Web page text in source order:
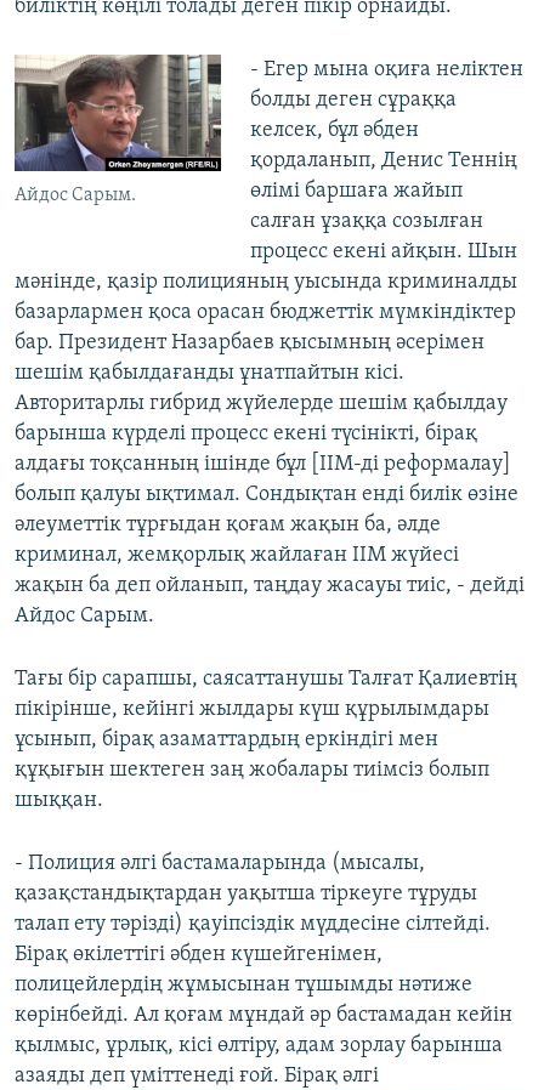
биліктің көңілі толады деген пікір орнайды.
Айдос Сарым.
- Егер мына оқиға неліктен
болды деген сұраққа
келсек, бұл әбден
қордаланып, Денис Теннің
өлімі баршаға жайып
салған ұзаққа созылған
процесс екені айқын. Шын
мәнінде, қазір полицияның уысында криминалды
базарлармен қоса орасан бюджеттік мүмкіндіктер
бар. Президент Назарбаев қысымның әсерімен
шешім қабылдағанды ұнатпайтын кісі.
Авторитарлы гибрид жүйелерде шешім қабылдау
барынша күрделі процесс екені түсінікті, бірақ
алдағы тоқсанның ішінде бұл [ІІМ-ді реформалау]
болып қалуы ықтимал. Сондықтан енді билік өзіне
әлеуметтік тұрғыдан қоғам жақын ба, әлде
криминал, жемқорлық жайлаған ІІМ жүйесі
жақын ба деп ойланып, таңдау жасауы тиіс, - дейді
Айдос Сарым.
Тағы бір сарапшы, саясаттанушы Талғат Қалиевтің
пікірінше, кейінгі жылдары күш құрылымдары
ұсынып, бірақ азаматтардың еркіндігі мен
құқығын шектеген заң жобалары тиімсіз болып
шыққан.
- Полиция әлгі бастамаларында (мысалы,
қазақстандықтардан уақытша тіркеуге тұруды
талап ету тәрізді) қауіпсіздік мүддесіне сілтейді.
Бірақ өкілеттігі әбден күшейгенімен,
полицейлердің жұмысынан тұшымды нәтиже
көрінбейді. Ал қоғам мұндай әр бастамадан кейін
қылмыс, ұрлық, кісі өлтіру, адам зорлау барынша
азаяды деп үміттенеді ғой. Бірақ әлгі